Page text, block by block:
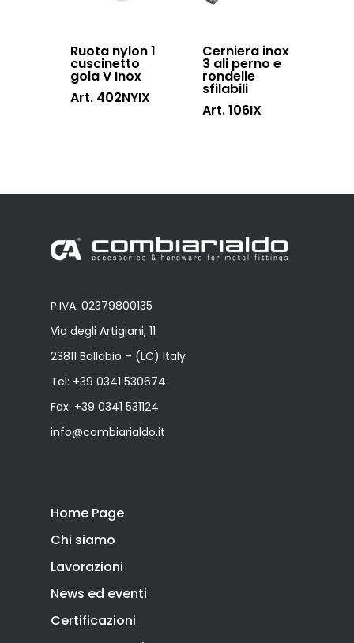
Ruota nylon 1
cuscinetto
gola V Inox
Art. 402NYIX
Cerniera inox
3 ali perno e
rondelle
sfilabili
Art. 106IX
P.IVA: 02379800135
Via degli Artigiani, 11
23811 Ballabio – (LC) Italy
Tel: +39 0341 530674
Fax: +39 0341 531124
info@combiarialdo.it
Home Page
Chi siamo
Lavorazioni
News ed eventi
Certificazioni